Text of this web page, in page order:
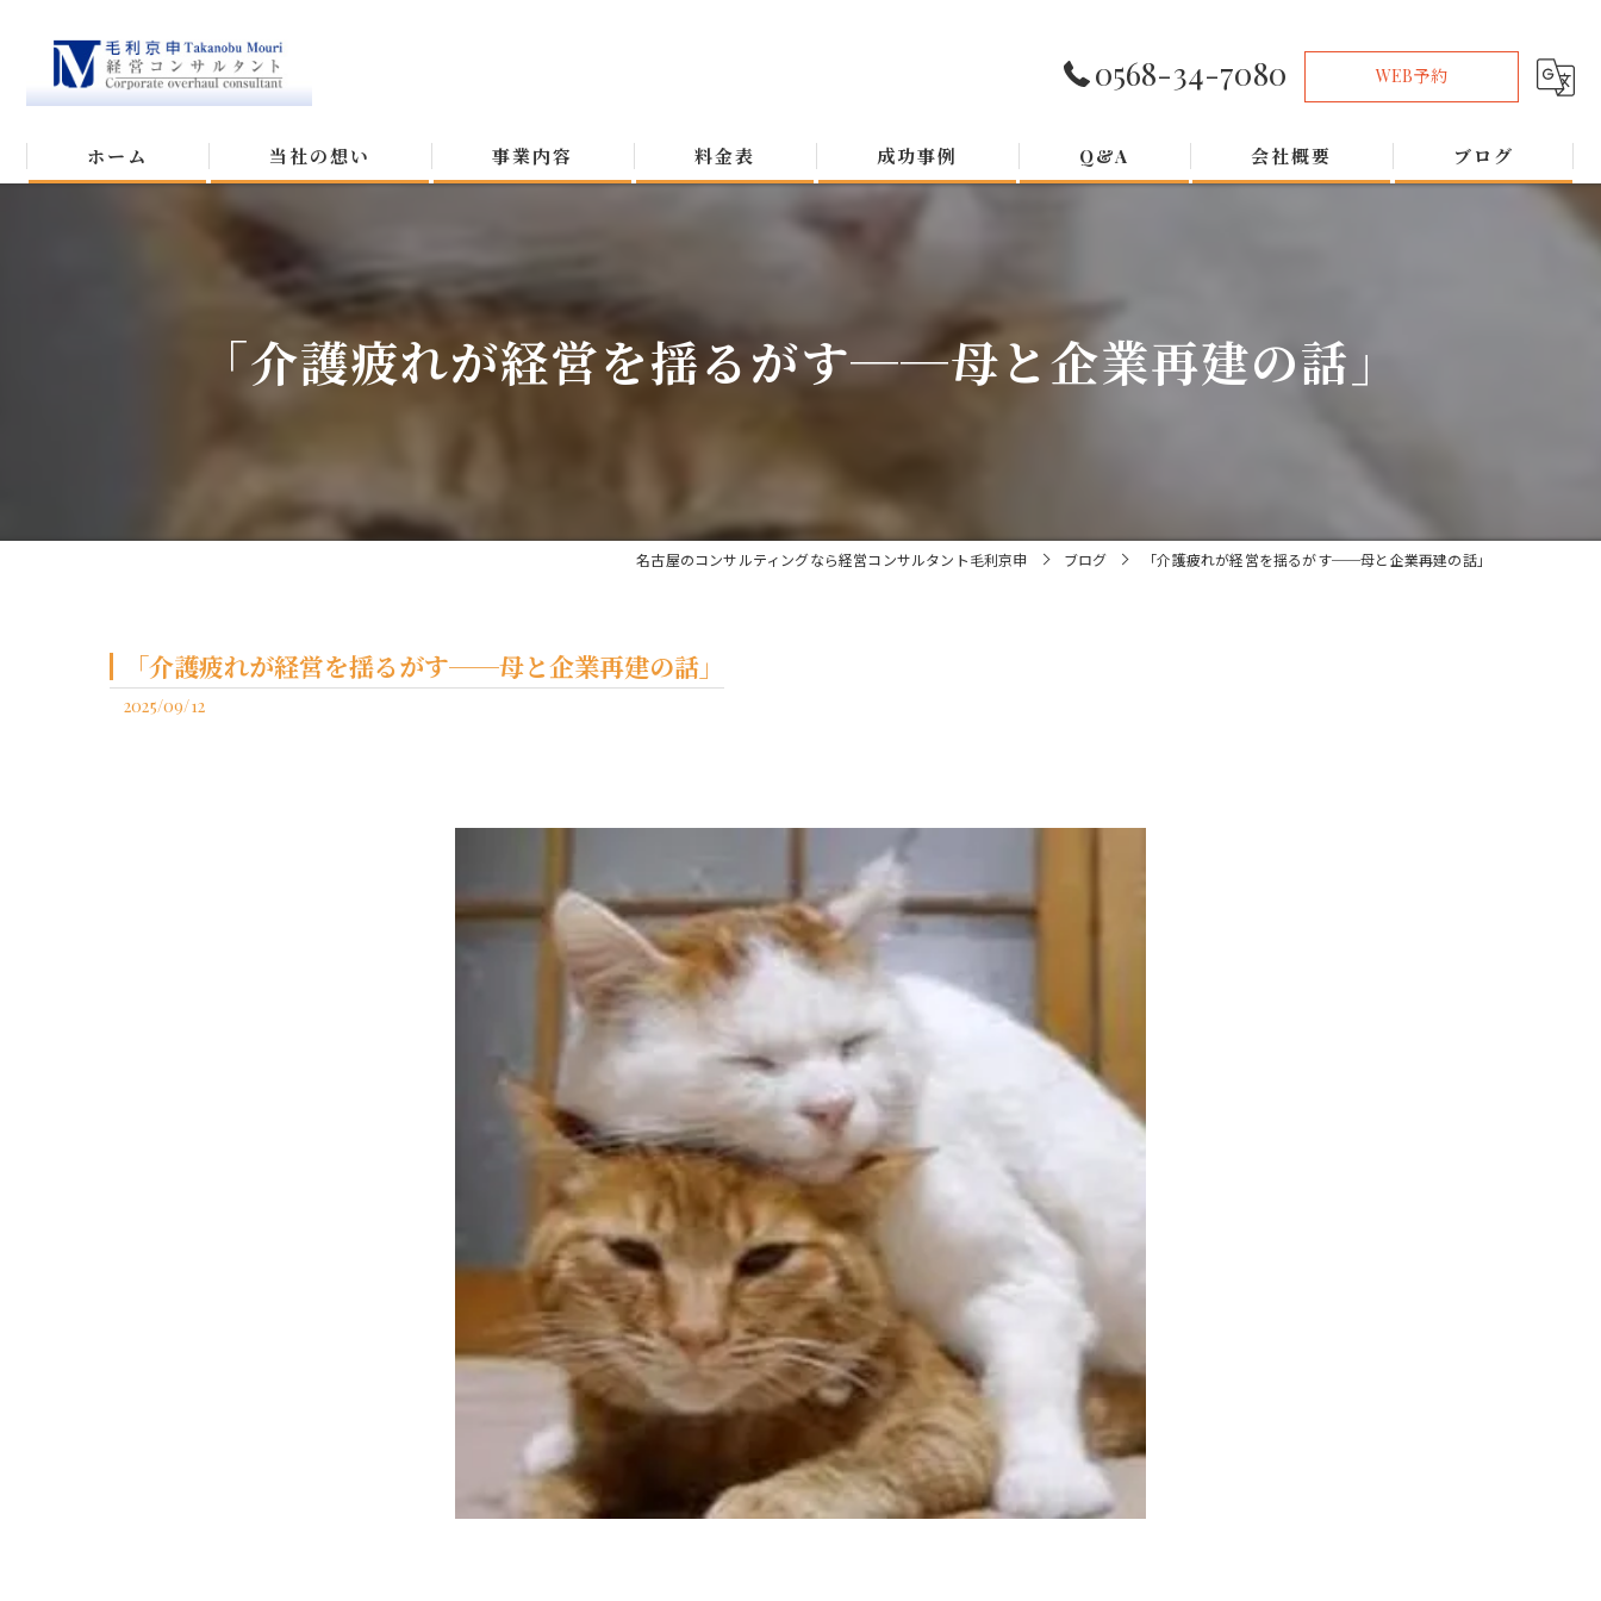
0568-34-7080 WEB予約
ホーム 当社の想い 事業内容 料金表 成功事例 Q&A 会社概要 ブログ
「介護疲れが経営を揺るがす──母と企業再建の話」
名古屋のコンサルティングなら経営コンサルタント毛利京申 ブログ 「介護疲れが経営を揺るがす──母と企業再建の話」
「介護疲れが経営を揺るがす──母と企業再建の話」
2025/09/12